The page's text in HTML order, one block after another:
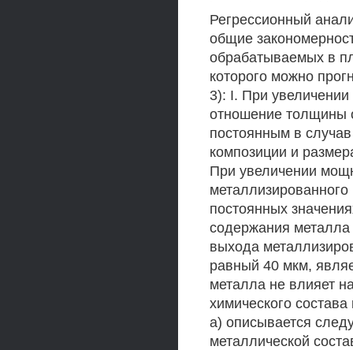
Регрессионный
общие
обрабатываемых в
которого можно
3): I. При
отношение толщины
постоянным в
композиции и
При увеличении
постоянных
содержания металла
выхода
равный 40 мкм,
металла не влияет
химического
а) описывается
металлической